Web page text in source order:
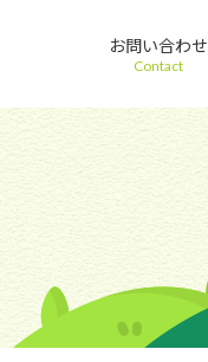
お問い合わせ
Contact